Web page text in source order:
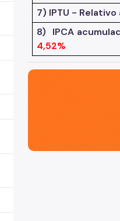
7) IPTU - Relativo
8) IPCA
4,52%
São Paulo, cidade